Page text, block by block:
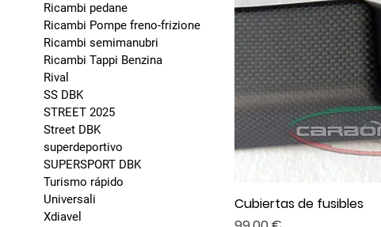
Ricambi pedane
Ricambi Pompe freno-frizione
Ricambi semimanubri
Ricambi Tappi Benzina
Rival
SS DBK
STREET 2025
Street DBK
superdeportivo
SUPERSPORT DBK
Turismo rápido
Universali
Xdiavel
Cubiertas de fusibles